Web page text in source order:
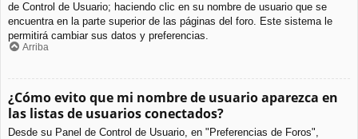
de Control de Usuario; haciendo clic en su nombre de usuario que se
encuentra en la parte superior de las páginas del foro. Este sistema le
permitirá cambiar sus datos y preferencias.
Arriba
¿Cómo evito que mi nombre de usuario aparezca en
las listas de usuarios conectados?
Desde su Panel de Control de Usuario, en "Preferencias de Foros",